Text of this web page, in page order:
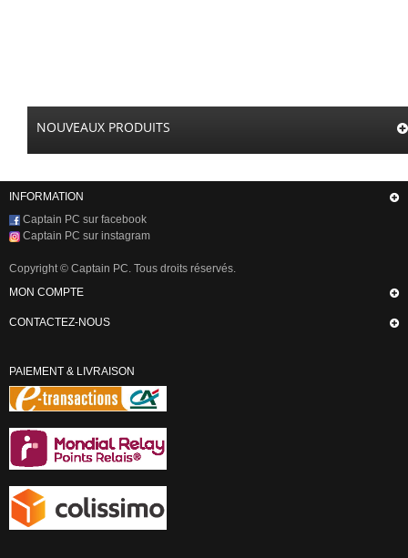
NOUVEAUX PRODUITS
INFORMATION
Captain PC sur facebook
Captain PC sur instagram
Copyright © Captain PC. Tous droits réservés.
MON COMPTE
CONTACTEZ-NOUS
PAIEMENT & LIVRAISON